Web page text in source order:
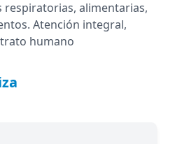
respiratorias, alimentarias,
Atención integral,
humano